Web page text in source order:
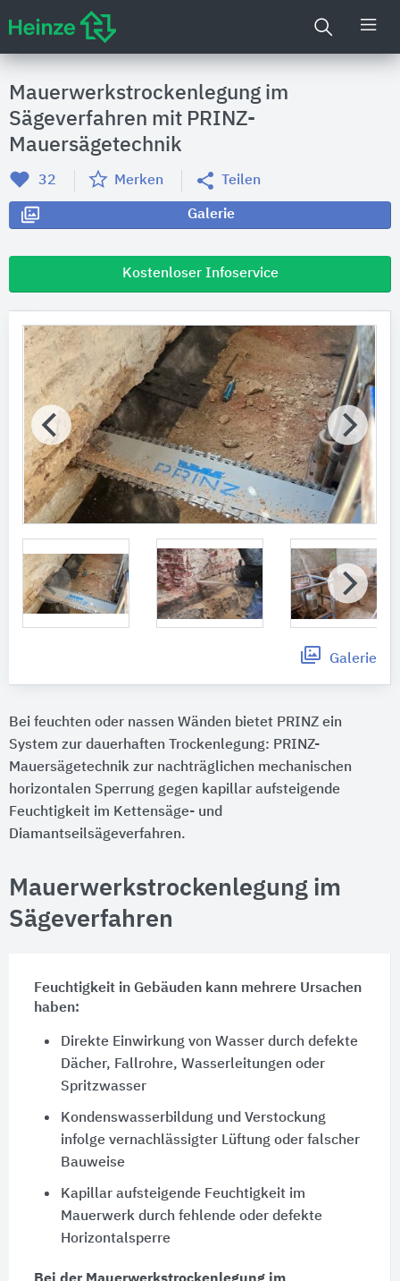
Mauerwerkstrockenlegung im
Sägeverfahren mit PRINZ-
Mauersägetechnik
32 Merken Teilen
Galerie
Kostenloser Infoservice
Galerie
Bei feuchten oder nassen Wänden bietet PRINZ ein
System zur dauerhaften Trockenlegung: PRINZ-
Mauersägetechnik zur nachträglichen mechanischen
horizontalen Sperrung gegen kapillar aufsteigende
Feuchtigkeit im Kettensäge- und
Diamantseilsägeverfahren.
Mauerwerkstrockenlegung im
Sägeverfahren
Feuchtigkeit in Gebäuden kann mehrere Ursachen
haben:
Direkte Einwirkung von Wasser durch defekte
Dächer, Fallrohre, Wasserleitungen oder
Spritzwasser
Kondenswasserbildung und Verstockung
infolge vernachlässigter Lüftung oder falscher
Bauweise
Kapillar aufsteigende Feuchtigkeit im
Mauerwerk durch fehlende oder defekte
Horizontalsperre